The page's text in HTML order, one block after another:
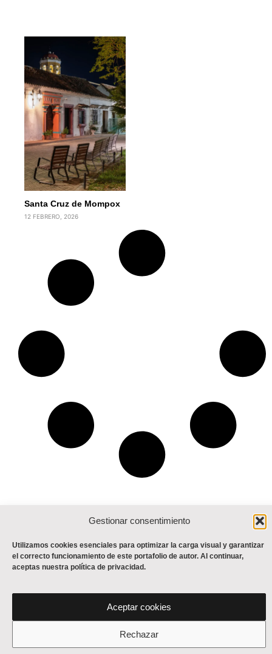
Gestionar consentimiento
Utilizamos cookies esenciales para optimizar la carga visual y garantizar
el correcto funcionamiento de este portafolio de autor. Al continuar,
aceptas nuestra política de privacidad.
Aceptar cookies
Rechazar
Santa Cruz de Mompox
12 FEBRERO, 2026